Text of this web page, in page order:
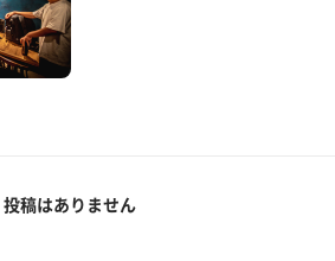
投稿はありません